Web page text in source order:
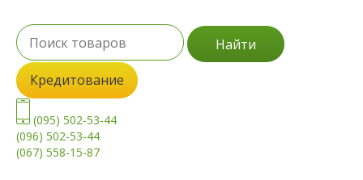
Найти
Кредитование
(095) 502-53-44
(096) 502-53-44
(067) 558-15-87